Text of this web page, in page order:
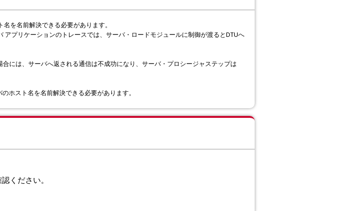
を名前解決できる必要があります。
プリケーションのトレースでは、サーバ・ロードモジュールに制御が渡るとDTUへ
には、サーバへ返される通信は不成功になり、サーバ・プロシージャステップは
ホスト名を名前解決できる必要があります。
ください。